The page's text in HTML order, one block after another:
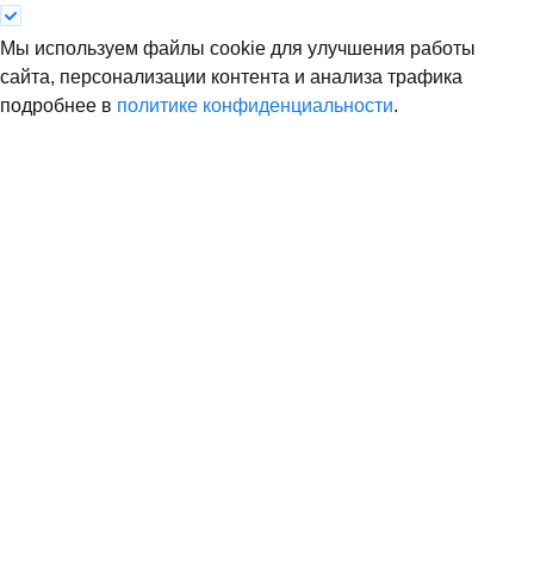
Мы используем файлы cookie для улучшения работы
сайта, персонализации контента и анализа трафика
подробнее в политике конфиденциальности.